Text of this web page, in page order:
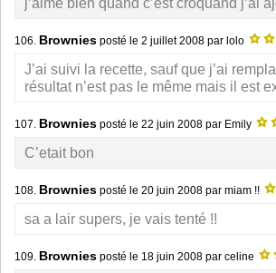
106. Brownies posté le 2 juillet 2008 par lolo
J’ai suivi la recette, sauf que j’ai
résultat n’est pas le même mais il est
107. Brownies posté le 22 juin 2008 par Emily
C’etait bon
108. Brownies posté le 20 juin 2008 par miam !!
sa a lair supers, je vais tenté !!
109. Brownies posté le 18 juin 2008 par celine